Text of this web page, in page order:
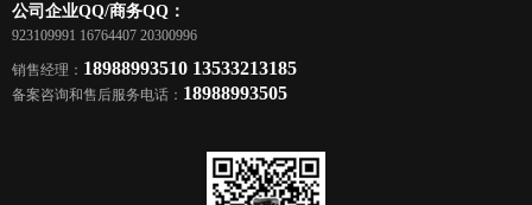
公司企业QQ/商务QQ：
923109991 16764407 20300996
销售经理： 18988993510 13533213185
备案咨询和售后服务电话： 18988993505